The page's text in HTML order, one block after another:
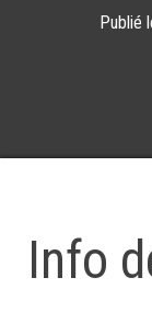
Publié
Info